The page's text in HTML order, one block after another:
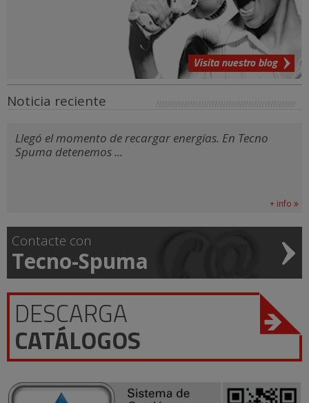
Visita nuestro blog
Noticia reciente
Llegó el momento de recargar energías. En Tecno
Spuma detenemos ...
+ info
Contacte con
Tecno-Spuma
DESCARGA
CATÁLOGOS